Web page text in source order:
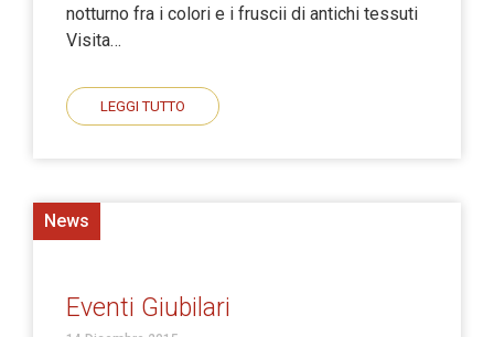
notturno fra i colori e i fruscii di antichi tessuti
Visita…
LEGGI TUTTO
News
Eventi Giubilari